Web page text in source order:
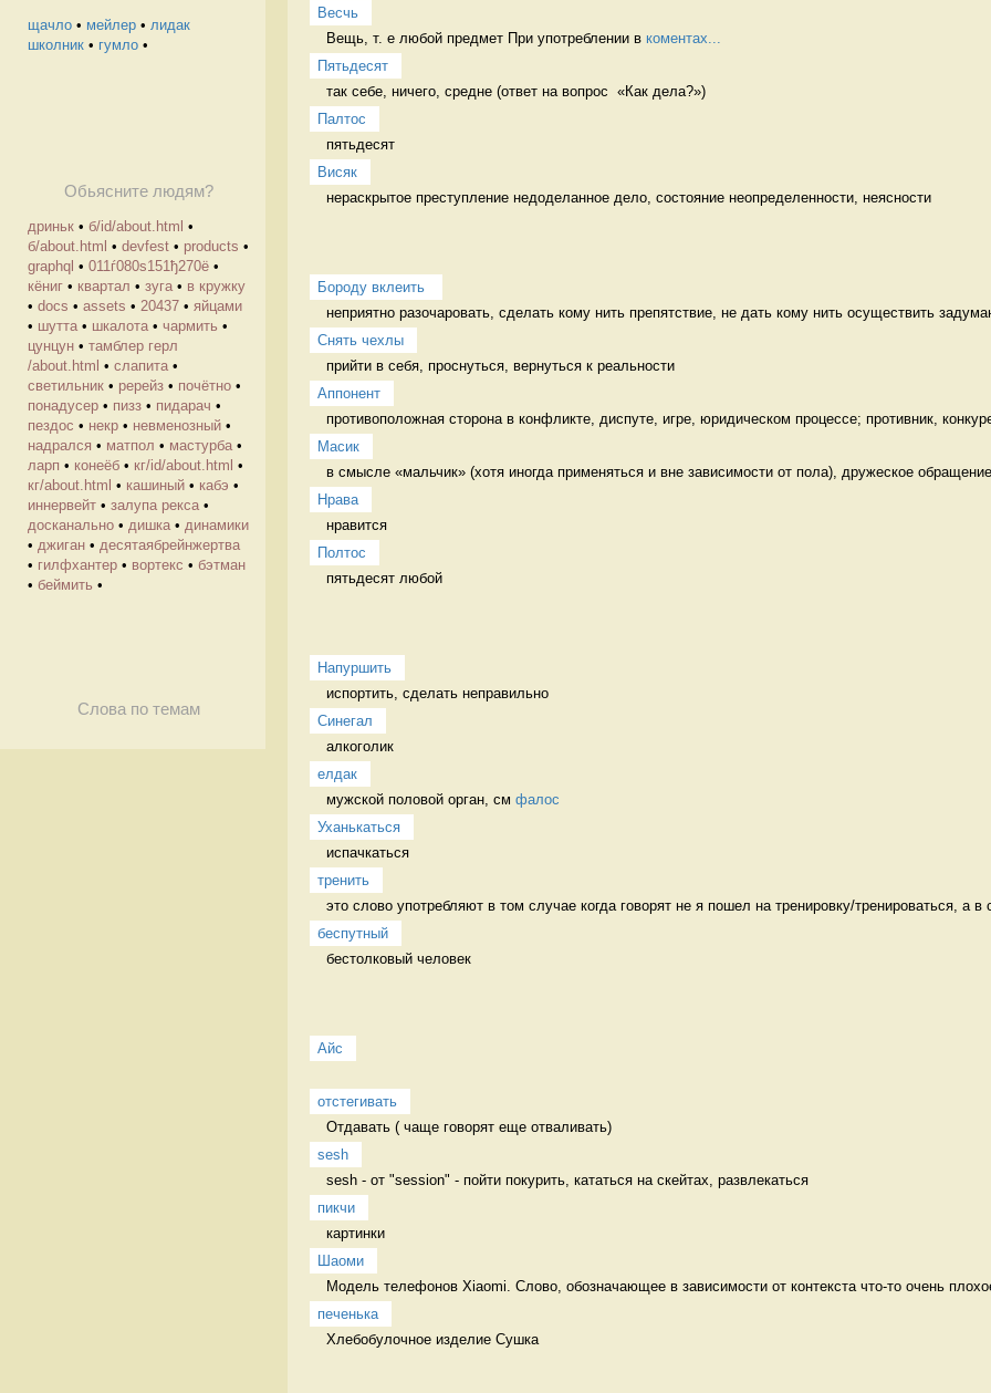
щачло • мейлер • лидак
школник • гумло •
Обьясните людям?
дриньк • б/id/about.html •
б/about.html • devfest • products •
graphql • 011ѓ080ѕ151ђ270ё •
кёниг • квартал • зуга • в кружку
• docs • assets • 20437 • яйцами
• шутта • шкалота • чармить •
цунцун • тамблер герл
/about.html • слапита •
светильник • ререйз • почётно •
понадусер • пизз • пидарач •
пездос • некр • невменозный •
надрался • матпол • мастурба •
ларп • конеёб • кг/id/about.html •
кг/about.html • кашиный • кабэ •
иннервейт • залупа рекса •
досканально • дишка • динамики
• джиган • десятаябрейнжертва
• гилфхантер • вортекс • бэтман
• беймить •
Слова по темам
Весчь
Вещь, т. е любой предмет При употреблении в коментах...
Пятьдесят
так себе, ничего, средне (ответ на вопрос  «Как дела?»)
Палтос
пятьдесят
Висяк
нераскрытое преступление недоделанное дело, состояние неопределенности, неясности
Бороду вклеить
неприятно разочаровать, сделать кому нить препятствие, не дать кому нить осуществить
Снять чехлы
прийти в себя, проснуться, вернуться к реальности
Аппонент
противоположная сторона в конфликте, диспуте, игре, юридическом процессе; противник,
Масик
в смысле «мальчик» (хотя иногда применяться и вне зависимости от пола), дружеское
Нрава
нравится
Полтос
пятьдесят любой
Напуршить
испортить, сделать неправильно
Синегал
алкоголик
елдак
мужской половой орган, см фалос
Уханькаться
испачкаться
тренить
это слово употребляют в том случае когда говорят не я пошел на тренировку/тренироваться, а в
беспутный
бестолковый человек
Айс
отстегивать
Отдавать ( чаще говорят еще отваливать)
sesh
sesh - от "session" - пойти покурить, кататься на скейтах, развлекаться
пикчи
картинки
Шаоми
Модель телефонов Xiaomi. Слово, обозначающее в зависимости от контекста что-то очень
печенька
Хлебобулочное изделие Сушка